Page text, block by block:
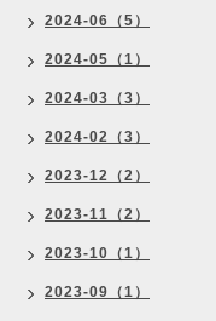
2024-06（5）
2024-05（1）
2024-03（3）
2024-02（3）
2023-12（2）
2023-11（2）
2023-10（1）
2023-09（1）